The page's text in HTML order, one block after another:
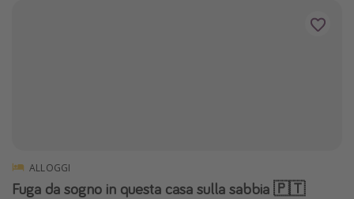
ALLOGGI
Fuga da sogno in questa casa sulla sabbia 🇵🇹